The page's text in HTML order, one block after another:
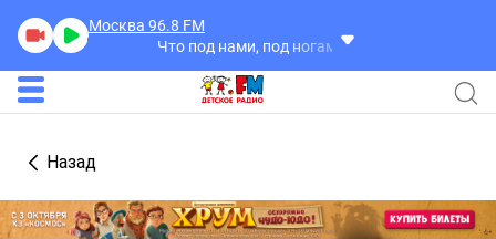
Москва 96.8 FM
Что под нами, под ногами?
Что под нами, под
Назад